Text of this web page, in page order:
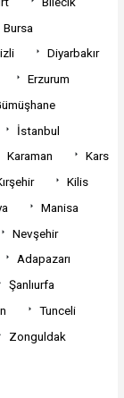
Bursa
Diyarbakır
Erzurum
İstanbul
Karaman
Kars
Kilis
Manisa
Nevşehir
Adapazarı
Şanlıurfa
Tunceli
Zonguldak